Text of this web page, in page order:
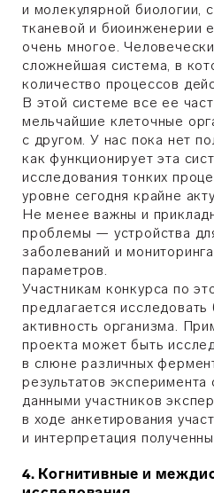
и молекулярной биологии,
тканевой и биоинженерии
очень многое.
сложнейшая система, в
количество процессов
В этой системе все ее
мельчайшие клеточные
с другом. У нас пока нет
как функционирует эта
исследования тонких
уровне сегодня крайне
Не менее важны и
проблемы — устройства
заболеваний и
параметров.
Участникам конкурса по
предлагается
активность организма.
проекта может быть
в слюне различных
результатов
данными участников
в ходе анкетирования
и интерпретация
4. Когнитивные и